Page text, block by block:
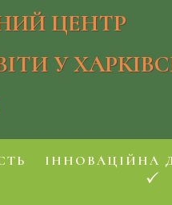
ЦЕНТР
У
ІННОВАЦІЙНА